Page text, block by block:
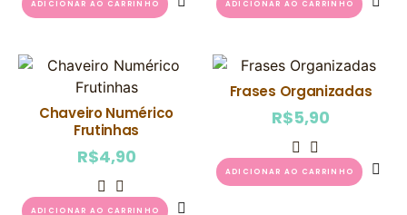
ADICIONAR AO CARRINHO ADICIONAR AO CARRINHO
Chaveiro Numérico
Frutinhas
R$4,90
ADICIONAR AO CARRINHO
Frases Organizadas
R$5,90
ADICIONAR AO CARRINHO